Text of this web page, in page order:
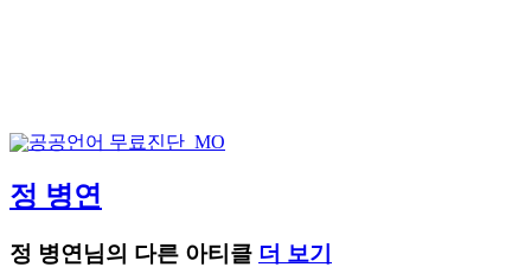
정 병연
정 병연님의 다른 아티클 더 보기